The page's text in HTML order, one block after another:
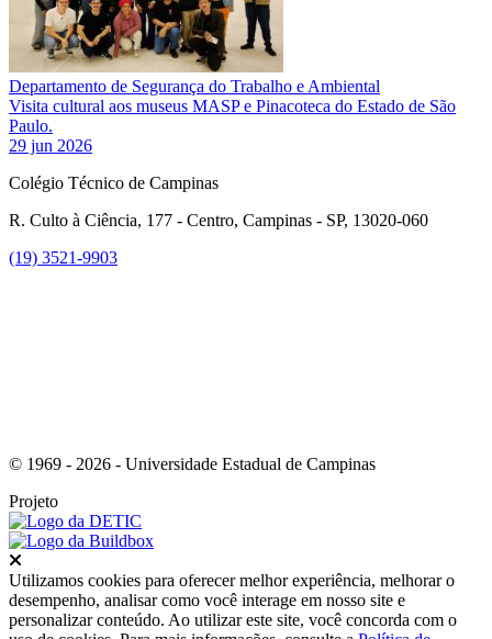
Departamento de Segurança do Trabalho e Ambiental
Visita cultural aos museus MASP e Pinacoteca do Estado de São
Paulo.
29 jun 2026
Colégio Técnico de Campinas
R. Culto à Ciência, 177 - Centro, Campinas - SP, 13020-060
(19) 3521-9903
© 1969 - 2026 - Universidade Estadual de Campinas
Projeto
Utilizamos cookies para oferecer melhor experiência, melhorar o
desempenho, analisar como você interage em nosso site e
personalizar conteúdo. Ao utilizar este site, você concorda com o